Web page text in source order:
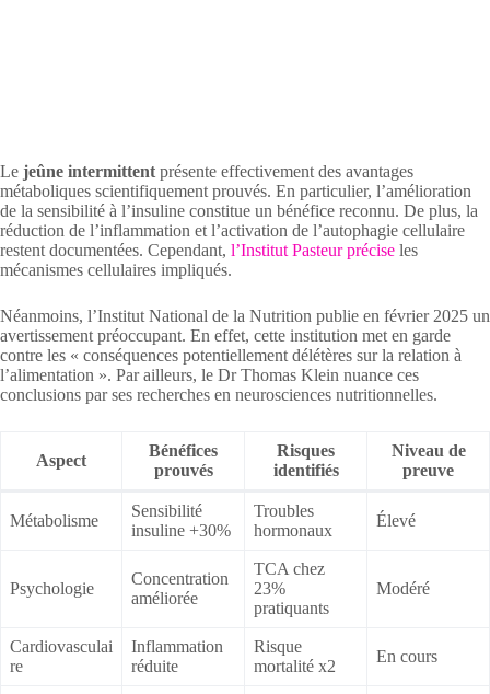
Le jeûne intermittent présente effectivement des avantages
métaboliques scientifiquement prouvés. En particulier, l’amélioration
de la sensibilité à l’insuline constitue un bénéfice reconnu. De plus, la
réduction de l’inflammation et l’activation de l’autophagie cellulaire
restent documentées. Cependant, l’Institut Pasteur précise les
mécanismes cellulaires impliqués.
Néanmoins, l’Institut National de la Nutrition publie en février 2025 un
avertissement préoccupant. En effet, cette institution met en garde
contre les « conséquences potentiellement délétères sur la relation à
l’alimentation ». Par ailleurs, le Dr Thomas Klein nuance ces
conclusions par ses recherches en neurosciences nutritionnelles.
Aspect
Bénéfices
prouvés
Risques
identifiés
Niveau de
preuve
Métabolisme
Sensibilité
insuline +30%
Troubles
hormonaux
Élevé
Psychologie
Concentration
améliorée
TCA chez
23%
pratiquants
Modéré
Cardiovasculai
re
Inflammation
réduite
Risque
mortalité x2
En cours